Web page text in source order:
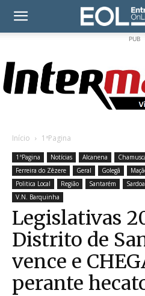
PUB
Início 1ªPagina
1ªPagina Notícias Alcanena
Ferreira do Zêzere
Geral Golegã
Politica Local
Região Santarém
V.N. Barquinha
Legislativas
Distrito de
vence e
perante